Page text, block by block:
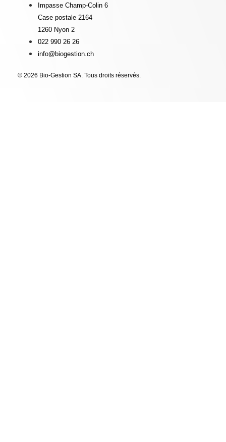
Impasse Champ-Colin 6
Case postale 2164
1260 Nyon 2
022 990 26 26
info@biogestion.ch
© 2026 Bio-Gestion SA. Tous droits réservés.